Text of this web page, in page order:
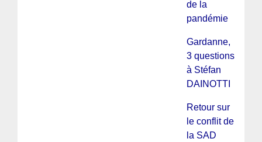
de la
pandémie
Gardanne,
3 questions
à Stéfan
DAINOTTI
Retour sur
le conflit de
la SAD